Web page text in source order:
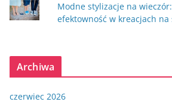
Modne stylizacje na
efektowność w kreacjach
Archiwa
czerwiec 2026